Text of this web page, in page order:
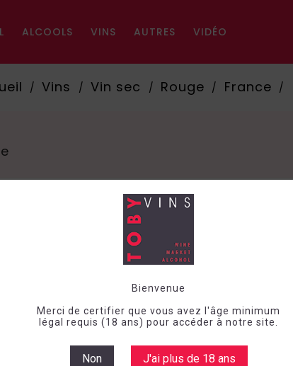
Bienvenue
Merci de certifier que vous avez l'âge minimum
légal requis (18 ans) pour accéder à notre site.
Non J'ai plus de 18 ans
ALCOOLS VINS AUTRES VIDÉO
Vins Vin sec Rouge France